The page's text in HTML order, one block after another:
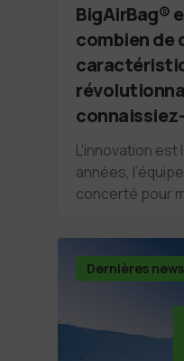
BigAirBag®
combien de
L'innovation est
années,
concerté pour
Dernières news